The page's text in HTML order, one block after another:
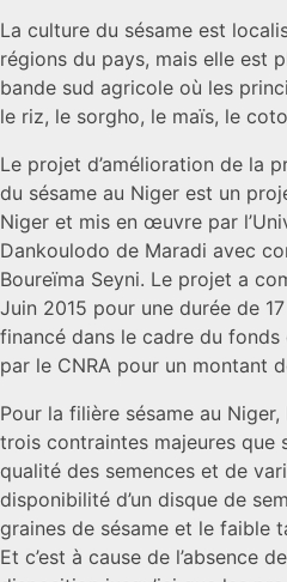
La culture du sésame est
régions du pays, mais elle est
bande sud agricole où les
le riz, le sorgho, le maïs, le
Le projet d’amélioration de la
du sésame au Niger est un
Niger et mis en œuvre par
Dankoulodo de Maradi avec
Boureïma Seyni. Le projet a
Juin 2015 pour une durée de
financé dans le cadre du
par le CNRA pour un montant
Pour la filière sésame au
trois contraintes majeures que
qualité des semences et de
disponibilité d’un disque de
graines de sésame et le faible
Et c’est à cause de l’absence